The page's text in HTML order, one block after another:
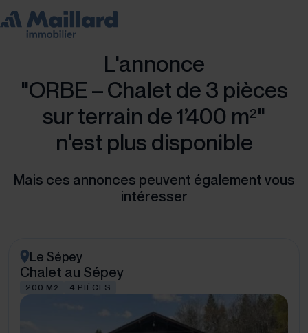
L'annonce
"ORBE – Chalet de 3 pièces
sur terrain de 1’400 m²"
n'est plus disponible
Mais ces annonces peuvent également vous
intéresser
Le Sépey
Chalet au Sépey
200 M 2 4 PIÈCES